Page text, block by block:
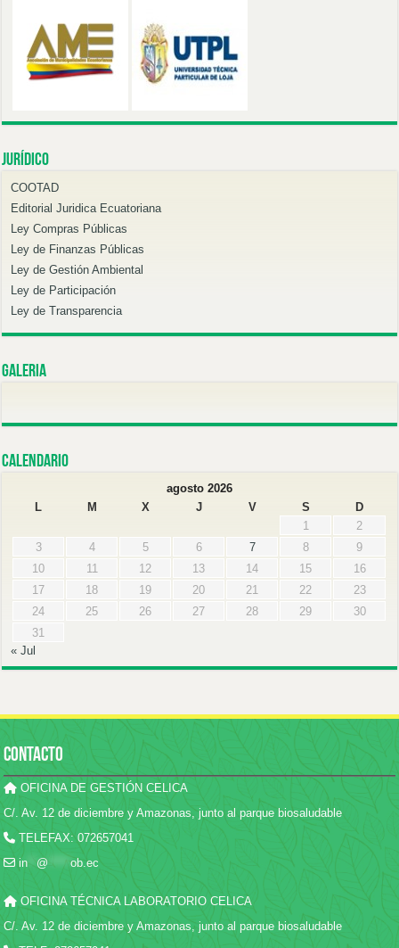
Jurídico
COOTAD
Editorial Juridica Ecuatoriana
Ley Compras Públicas
Ley de Finanzas Públicas
Ley de Gestión Ambiental
Ley de Participación
Ley de Transparencia
Galeria
Calendario
agosto 2026
L
M X J V S
D
1
2
3
4 5 6 7 8
9
10
11 12 13 14 15
16
17
18 19 20 21 22
23
24
25 26 27 28 29
30
31
« Jul
CONTACTO
OFICINA DE GESTIÓN CELICA
C/. Av. 12 de diciembre y Amazonas, junto al parque biosaludable
TELEFAX: 072657041
in
@ *****ob.ec
OFICINA TÉCNICA LABORATORIO CELICA
C/. Av. 12 de diciembre y Amazonas, junto al parque biosaludable